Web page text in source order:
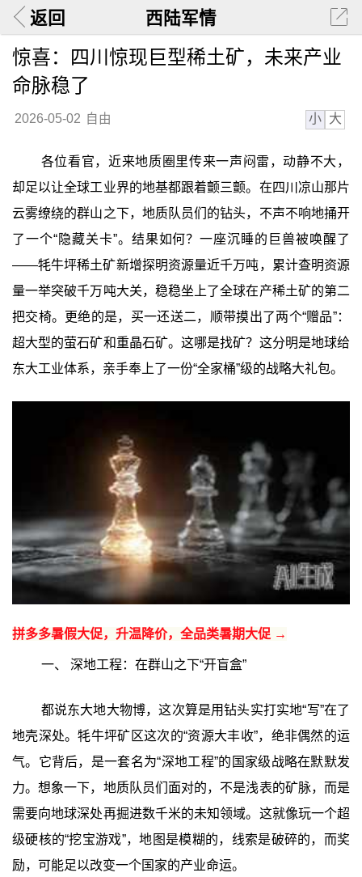
返回 西陆军情
惊喜：四川惊现巨型稀土矿，未来产业
命脉稳了
2026-05-02 自由 小 大
各位看官，近来地质圈里传来一声闷雷，动静不大，
却足以让全球工业界的地基都跟着颤三颤。在四川凉山那片
云雾缭绕的群山之下，地质队员们的钻头，不声不响地捅开
了一个“隐藏关卡”。结果如何？一座沉睡的巨兽被唤醒了
——牦牛坪稀土矿新增探明资源量近千万吨，累计查明资源
量一举突破千万吨大关，稳稳坐上了全球在产稀土矿的第二
把交椅。更绝的是，买一还送二，顺带摸出了两个“赠品”：
超大型的萤石矿和重晶石矿。这哪是找矿？这分明是地球给
东大工业体系，亲手奉上了一份“全家桶”级的战略大礼包。
拼多多暑假大促，升温降价，全品类暑期大促 →
一、 深地工程：在群山之下“开盲盒”‍
都说东大地大物博，这次算是用钻头实打实地“写”在了
地壳深处。牦牛坪矿区这次的“资源大丰收”，绝非偶然的运
气。它背后，是一套名为“深地工程”的国家级战略在默默发
力。想象一下，地质队员们面对的，不是浅表的矿脉，而是
需要向地球深处再掘进数千米的未知领域。这就像玩一个超
级硬核的“挖宝游戏”，地图是模糊的，线索是破碎的，而奖
励，可能足以改变一个国家的产业命运。